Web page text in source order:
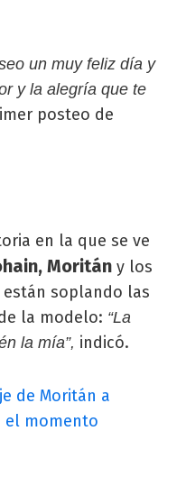
un muy feliz día y
y la alegría que te
posteo de
en la que se ve
Moritán y los
soplando las
la modelo: “La
la mía”, indicó.
de Moritán a
el momento